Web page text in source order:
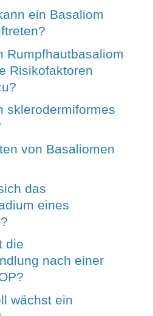
ein Basaliom
Rumpfhautbasaliom
Risikofaktoren
sklerodermiformes
von Basaliomen
das
eines
die
nach einer
wächst ein